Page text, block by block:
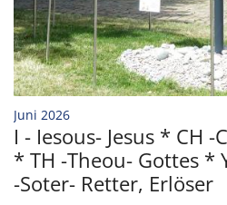
Juni 2026:
I - Iesous- Jesus * CH
* TH -Theou- Gottes *
-Soter- Retter, Erlöser